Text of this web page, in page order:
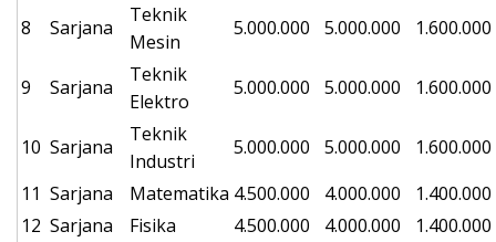
8 Sarjana
Teknik
Mesin
5.000.000 5.000.000 1.600.000
9 Sarjana
Teknik
Elektro
5.000.000 5.000.000 1.600.000
10 Sarjana
Teknik
Industri
5.000.000 5.000.000
1.600.000
11 Sarjana Matematika 4.500.000 4.000.000
1.400.000
12 Sarjana Fisika 4.500.000 4.000.000
1.400.000